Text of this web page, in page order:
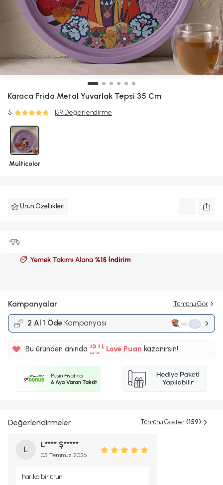
Karaca Frida Metal Yuvarlak Tepsi 35 Cm
5 159 Değerlendirme
Multicolor
Ürün Özellikleri
Kampanyalar Tümünü Gör
2 Al 1 Öde Kampanyası
Bu üründen anında
%5
%5 Love Puankazanırsın!
Değerlendirmeler Tümünü Göster (159)
L
L**** Ş*****
05 Temmuz 2026
harika bir ürün